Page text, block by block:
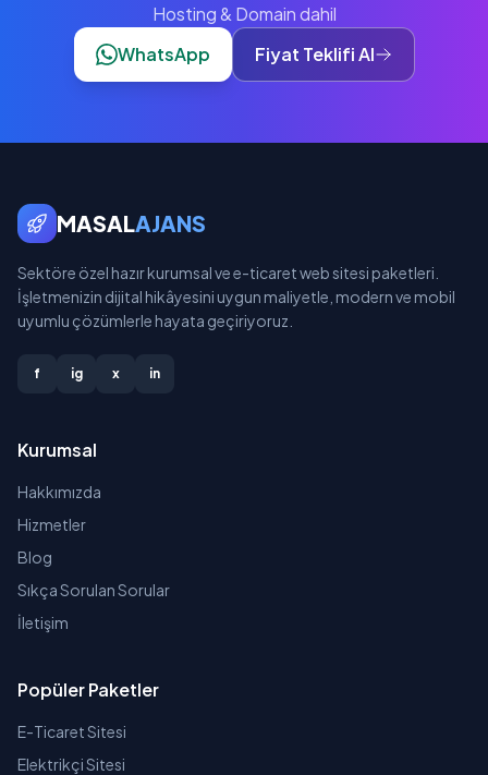
Hosting & Domain dahil
WhatsApp
Fiyat Teklifi Al
MASALAJANS
Sektöre özel hazır kurumsal ve e-ticaret web sitesi paketleri.
İşletmenizin dijital hikâyesini uygun maliyetle, modern ve mobil
uyumlu çözümlerle hayata geçiriyoruz.
f ig x in
Kurumsal
Hakkımızda
Hizmetler
Blog
Sıkça Sorulan Sorular
İletişim
Popüler Paketler
E-Ticaret Sitesi
Elektrikçi Sitesi